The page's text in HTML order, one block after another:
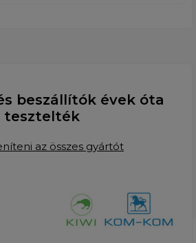
beszállítók évek óta
tesztelték
az összes gyártót